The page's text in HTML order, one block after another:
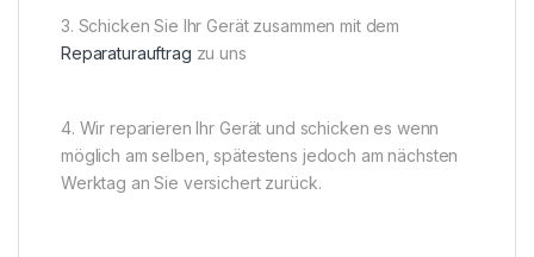
3. Schicken Sie Ihr Gerät zusammen mit dem
Reparaturauftrag zu uns
4. Wir reparieren Ihr Gerät und schicken es wenn
möglich am selben, spätestens jedoch am nächsten
Werktag an Sie versichert zurück.